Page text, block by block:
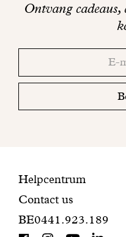
Ontvang
mailbox
Helpcentrum
Contact us
BE0441.923.189